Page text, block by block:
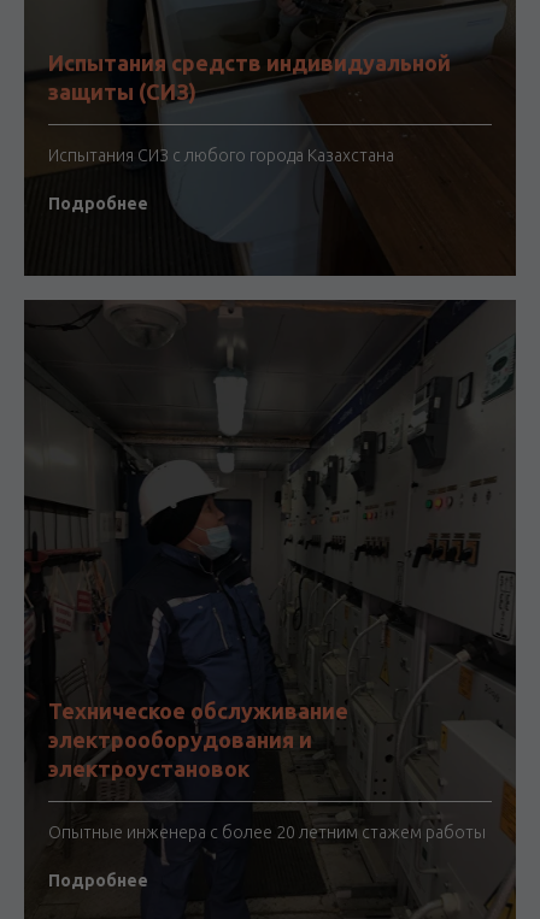
Испытания средств индивидуальной
защиты (СИЗ)
Испытания СИЗ с любого города Казахстана
Подробнее
Техническое обслуживание
электрооборудования и
электроустановок
Опытные инженера с более 20 летним стажем работы
Подробнее